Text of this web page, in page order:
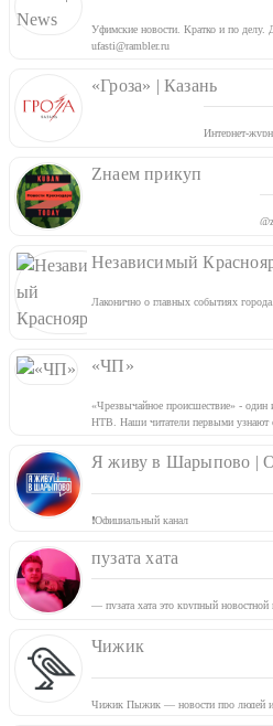
Уфимские новости. Кратко и по делу.
ufasti@rambler.ru
«Гроза» | Казань
Интернет-
vk.com/
Zнаем прикуп
Независимый
Лаконично о главных событиях города.
«ЧП»
«Чрезвычайное происшествие» -
НТВ. Наши читатели первыми узнают
Я живу в Шарыпово |
❗️Официальный канал
Мы предлагаем самые актуальные и
По вопросам новостей и рекламы
пузата хата
— пузата хата это крупный
— предложить свою новость вы
— личные телеграмм каналы админов
Чижик
Чижик Пыжик — новости про людей и